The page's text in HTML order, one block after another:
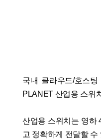
국내 클라우드/호스
PLANET 산업용 스위
산업용 스위치는 영하
고 정확하게 전달할